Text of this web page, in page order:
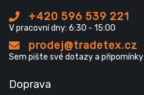
+420 596 539 221
V pracovní dny: 6:30 - 15:00
prodej@tradetex.cz
Sem pište své dotazy a připomínky
Doprava